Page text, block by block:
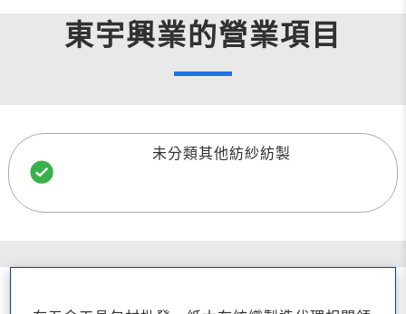
東宇興業的營業項目
未分類其他紡紗紡製